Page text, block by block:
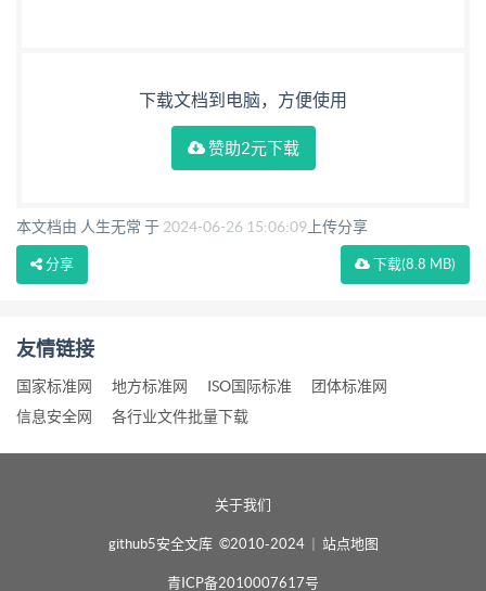
下载文档到电脑，方便使用
赞助2元下载
本文档由 人生无常 于 2024-06-26 15:06:09 上传分享
下载(8.8 MB)
分享
友情链接
国家标准网 地方标准网 ISO国际标准
团体标准网
信息安全网
各行业文件批量下载
关于我们
github5安全文库 ©2010-2024 站点地图
青ICP备2010007617号